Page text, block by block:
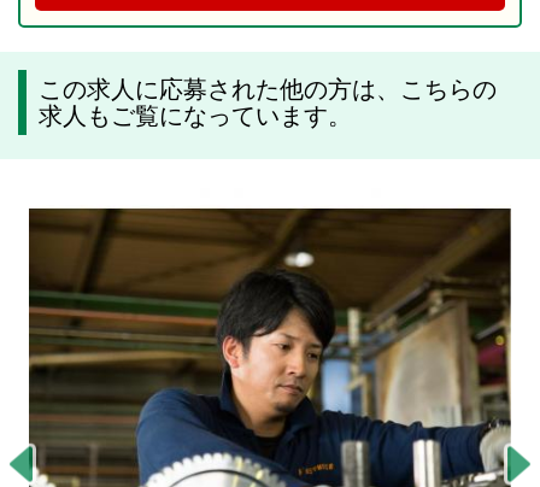
この求人に応募された他の方は、こちらの
求人もご覧になっています。